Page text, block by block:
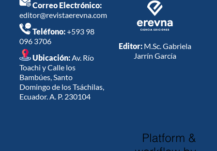
Correo Electrónico:
editor@revistaerevna.com
Teléfono:+593 98
096 3706
Ubicación:Av. Río
Toachi y Calle los
Bambúes, Santo
Domingo de los Tsáchilas,
Ecuador. A. P. 230104
Editor:M.Sc. Gabriela
Jarrín García